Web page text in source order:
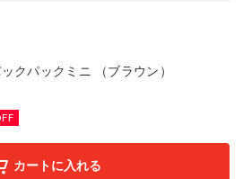
クパックミニ （ブラウン）
カートに入れる